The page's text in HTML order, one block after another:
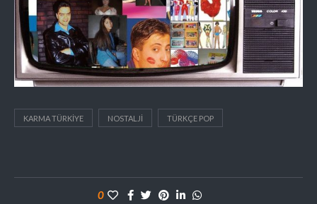
KARMA TÜRKIYE NOSTALJI TÜRKÇE POP
0